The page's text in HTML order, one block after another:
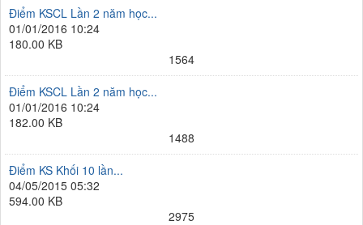
Điểm KSCL Lần 2 năm học...
01/01/2016 10:24
180.00 KB
1564
Điểm KSCL Lần 2 năm học...
01/01/2016 10:24
182.00 KB
1488
Điểm KS Khối 10 lần...
04/05/2015 05:32
594.00 KB
2975